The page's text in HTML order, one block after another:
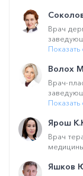
Врач
Волох
Врач-
Ярош
Врач
Яшков